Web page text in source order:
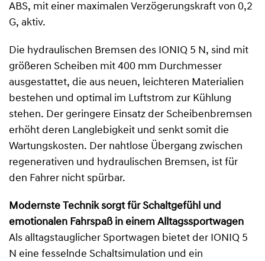
ABS, mit einer maximalen Verzögerungskraft von 0,2
G, aktiv.
Die hydraulischen Bremsen des IONIQ 5 N, sind mit
größeren Scheiben mit 400 mm Durchmesser
ausgestattet, die aus neuen, leichteren Materialien
bestehen und optimal im Luftstrom zur Kühlung
stehen. Der geringere Einsatz der Scheibenbremsen
erhöht deren Langlebigkeit und senkt somit die
Wartungskosten. Der nahtlose Übergang zwischen
regenerativen und hydraulischen Bremsen, ist für
den Fahrer nicht spürbar.
Modernste Technik sorgt für Schaltgefühl und
emotionalen Fahrspaß in einem Alltagssportwagen
Als alltagstauglicher Sportwagen bietet der IONIQ 5
N eine fesselnde Schaltsimulation und ein